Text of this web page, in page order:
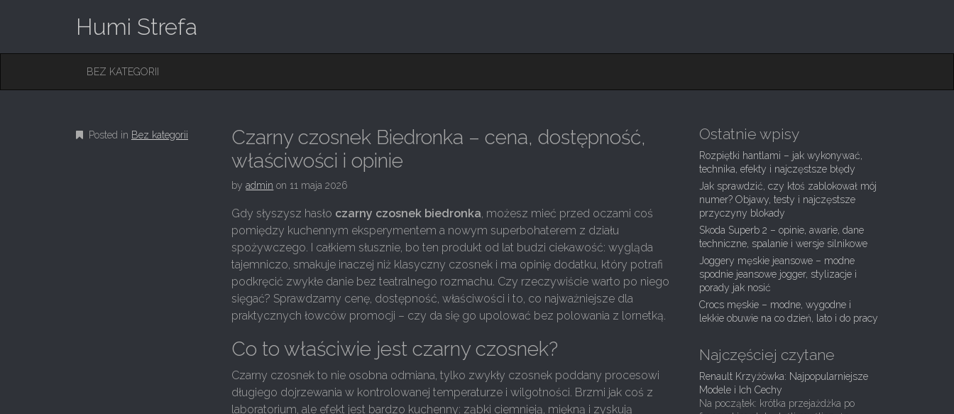
Humi Strefa
M
M
C
BEZ KATEGORII
Posted in Bez kategorii
Czarny czosnek Biedronka – cena, dostępność,
właściwości i opinie
byadmin on 11 maja 2026
Gdy słyszysz hasło czarny czosnek biedronka, możesz mieć przed oczami coś
pomiędzy kuchennym eksperymentem a nowym superbohaterem z działu
spożywczego. I całkiem słusznie, bo ten produkt od lat budzi ciekawość: wygląda
tajemniczo, smakuje inaczej niż klasyczny czosnek i ma opinię dodatku, który potrafi
podkręcić zwykłe danie bez teatralnego rozmachu. Czy rzeczywiście warto po niego
sięgać? Sprawdzamy cenę, dostępność, właściwości i to, co najważniejsze dla
praktycznych łowców promocji – czy da się go upolować bez polowania z lornetką.
Co to właściwie jest czarny czosnek?
Czarny czosnek to nie osobna odmiana, tylko zwykły czosnek poddany procesowi
długiego dojrzewania w kontrolowanej temperaturze i wilgotności. Brzmi jak coś z
laboratorium, ale efekt jest bardzo kuchenny: ząbki ciemnieją, miękną i zyskują
Ostatnie wpisy
Rozpiętki hantlami – jak wykonywać,
technika, efekty i najczęstsze błędy
Jak sprawdzić, czy ktoś zablokował mój
numer? Objawy, testy i najczęstsze
przyczyny blokady
Skoda Superb 2 – opinie, awarie, dane
techniczne, spalanie i wersje silnikowe
Joggery męskie jeansowe – modne
spodnie jeansowe jogger, stylizacje i
porady jak nosić
Crocs męskie – modne, wygodne i
lekkie obuwie na co dzień, lato i do pracy
Najczęściej czytane
Renault Krzyżówka: Najpopularniejsze
Modele i Ich Cechy
Na początek: krótka przejażdżka po